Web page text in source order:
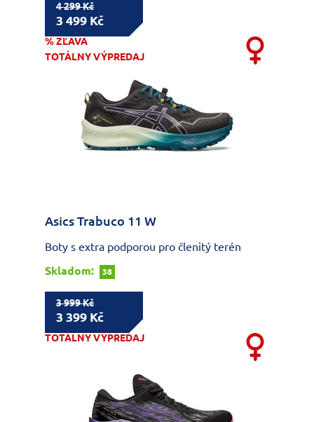
4 299 Kč
3 499 Kč
% ZĽAVA
TOTÁLNY VÝPREDAJ
Asics Trabuco 11 W
Boty s extra podporou pro členitý terén
Skladom:
38
3 999 Kč
3 399 Kč
TOTÁLNY VÝPREDAJ